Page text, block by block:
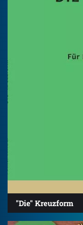
"Die" Kreuzform